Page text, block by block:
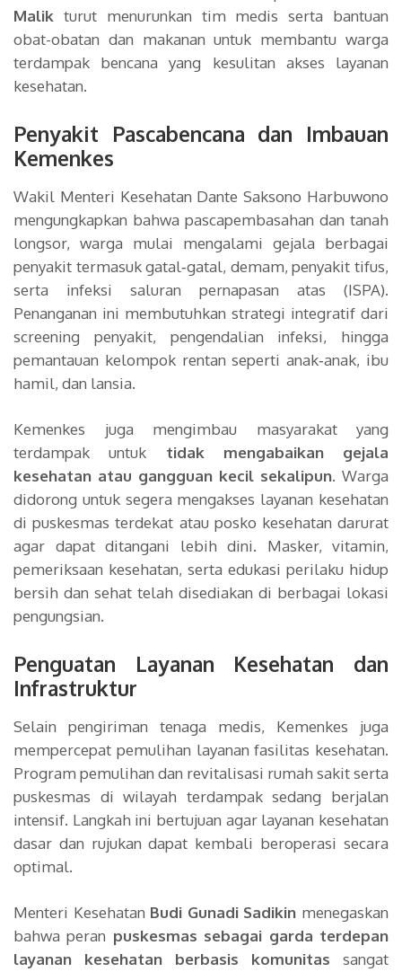
Malik turut menurunkan tim medis serta bantuan
obat-obatan dan makanan untuk membantu warga
terdampak bencana yang kesulitan akses layanan
kesehatan.
Penyakit Pascabencana dan Imbauan
Kemenkes
Wakil Menteri Kesehatan Dante Saksono Harbuwono
mengungkapkan bahwa pascapembasahan dan tanah
longsor, warga mulai mengalami gejala berbagai
penyakit termasuk gatal‑gatal, demam, penyakit tifus,
serta infeksi saluran pernapasan atas (ISPA).
Penanganan ini membutuhkan strategi integratif dari
screening penyakit, pengendalian infeksi, hingga
pemantauan kelompok rentan seperti anak‑anak, ibu
hamil, dan lansia.
Kemenkes juga mengimbau masyarakat yang
terdampak untuk tidak mengabaikan gejala
kesehatan atau gangguan kecil sekalipun. Warga
didorong untuk segera mengakses layanan kesehatan
di puskesmas terdekat atau posko kesehatan darurat
agar dapat ditangani lebih dini. Masker, vitamin,
pemeriksaan kesehatan, serta edukasi perilaku hidup
bersih dan sehat telah disediakan di berbagai lokasi
pengungsian.
Penguatan Layanan Kesehatan dan
Infrastruktur
Selain pengiriman tenaga medis, Kemenkes juga
mempercepat pemulihan layanan fasilitas kesehatan.
Program pemulihan dan revitalisasi rumah sakit serta
puskesmas di wilayah terdampak sedang berjalan
intensif. Langkah ini bertujuan agar layanan kesehatan
dasar dan rujukan dapat kembali beroperasi secara
optimal.
Menteri Kesehatan Budi Gunadi Sadikin menegaskan
bahwa peran puskesmas sebagai garda terdepan
layanan kesehatan berbasis komunitas sangat